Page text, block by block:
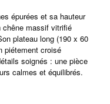
épurées et sa hauteur
chêne massif vitrifié
plateau long (190 x 60
piétement croisé
soignés : une pièce
calmes et équilibrés.